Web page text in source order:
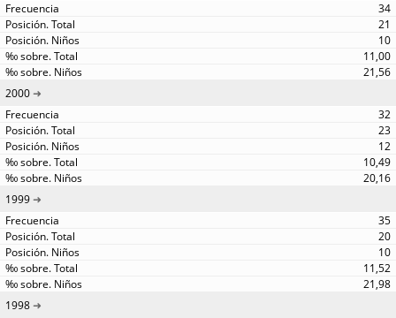
34
21
10
11,00
21,56
2000
32
23
12
10,49
20,16
1999
35
20
10
11,52
21,98
1998